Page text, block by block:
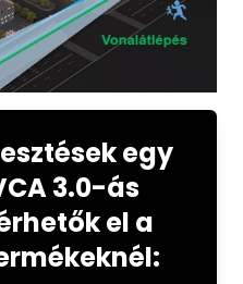
egy
3.0-ás
el a